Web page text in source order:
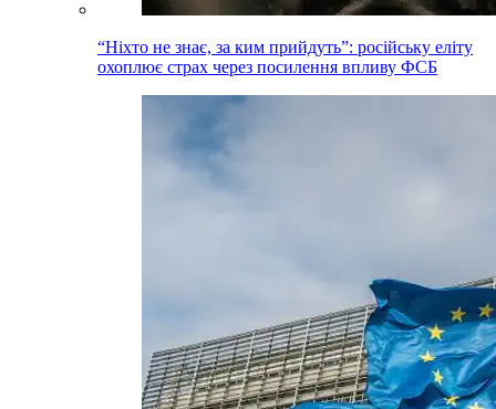
“Ніхто не знає, за ким прийдуть”: російську еліту
охоплює страх через посилення впливу ФСБ